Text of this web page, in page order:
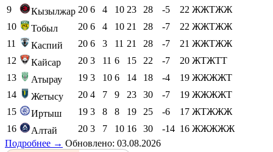
9
Кызылжар 20 6 4 10 23 28 -5 22 ЖЖТЖЖ
10
Тобыл 20 6 4 10 21 28 -7 22 ЖЖТЖЖ
11
Каспий 20 6 3 11 21 28 -7 21 ЖЖТЖЖ
12
Кайсар 20 3 11 6 15 22 -7 20 ЖТЖТТ
13
Атырау 19 3 10 6 14 18 -4 19 ЖЖЖЖТ
14
Жетысу 20 4 7 9 23 30 -7 19 ЖЖЖЖТ
15
Иртыш 19 3 8 8 19 25 -6 17 ЖТЖЖЖ
16
Алтай 20 3 7 10 16 30 -14 16 ЖЖЖЖЖ
Подробнее → Обновлено: 03.08.2026